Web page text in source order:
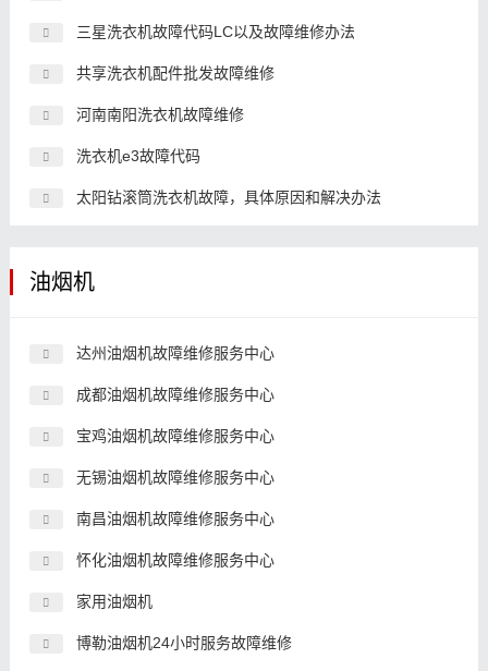
三星洗衣机故障代码LC以及故障维修办法
共享洗衣机配件批发故障维修
河南南阳洗衣机故障维修
洗衣机e3故障代码
太阳钻滚筒洗衣机故障，具体原因和解决办法
油烟机
达州油烟机故障维修服务中心
成都油烟机故障维修服务中心
宝鸡油烟机故障维修服务中心
无锡油烟机故障维修服务中心
南昌油烟机故障维修服务中心
怀化油烟机故障维修服务中心
家用油烟机
博勒油烟机24小时服务故障维修